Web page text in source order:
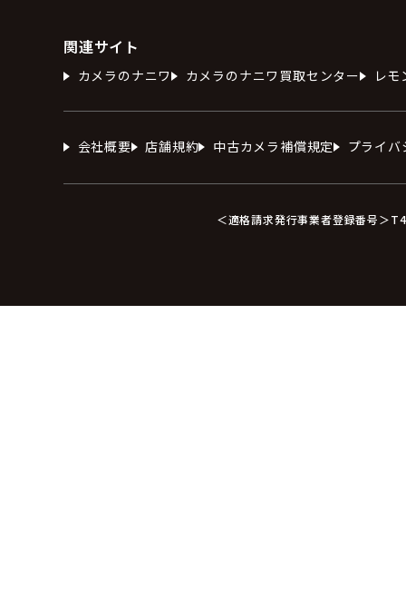
関連サイト
カメラのナニワ カメラのナニワ買取センター レモ
会社概要 店舗規約 中古カメラ補償規定 プライ
＜適格請求発行事業者登録番号＞